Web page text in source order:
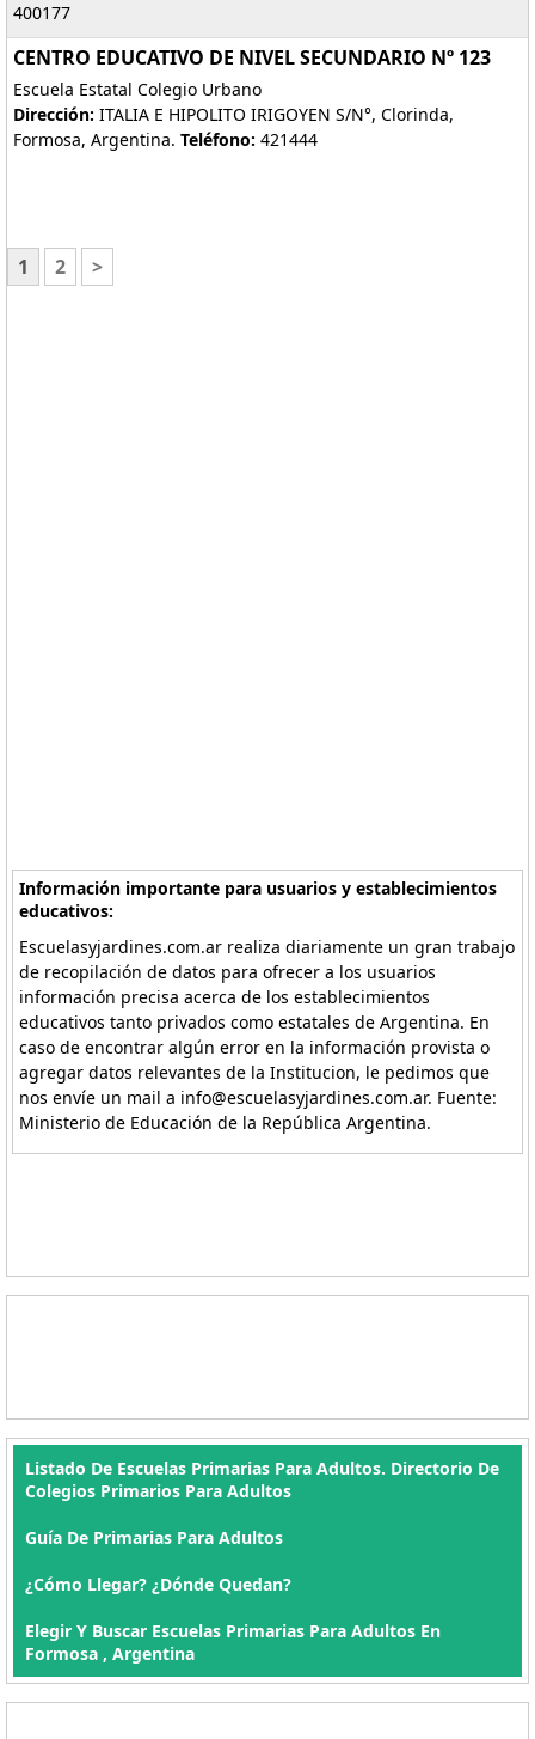
400177
CENTRO EDUCATIVO DE NIVEL SECUNDARIO Nº 123
Escuela Estatal Colegio Urbano
Dirección: ITALIA E HIPOLITO IRIGOYEN S/N°, Clorinda,
Formosa, Argentina. Teléfono: 421444
1 2 >
Información importante para usuarios y establecimientos
educativos:
Escuelasyjardines.com.ar realiza diariamente un gran trabajo
de recopilación de datos para ofrecer a los usuarios
información precisa acerca de los establecimientos
educativos tanto privados como estatales de Argentina. En
caso de encontrar algún error en la información provista o
agregar datos relevantes de la Institucion, le pedimos que
nos envíe un mail a info@escuelasyjardines.com.ar. Fuente:
Ministerio de Educación de la República Argentina.
Listado De Escuelas Primarias Para Adultos. Directorio De
Colegios Primarios Para Adultos
Guía De Primarias Para Adultos
¿Cómo Llegar? ¿Dónde Quedan?
Elegir Y Buscar Escuelas Primarias Para Adultos En
Formosa , Argentina